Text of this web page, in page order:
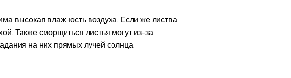
высокая влажность воздуха. Если же листва
Также сморщиться листья могут из-за
на них прямых лучей солнца.